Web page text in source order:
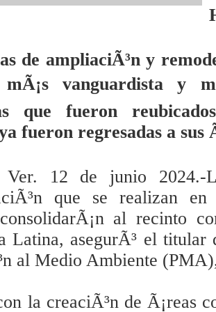
de ampliaciÃ³n y
vanguardista y
que fueron
fueron regresadas a sus
Ver. 12 de junio 2024.-
que se realizan
al recinto
asegurÃ³ el titular
al Medio Ambiente
la creaciÃ³n de Ã¡reas